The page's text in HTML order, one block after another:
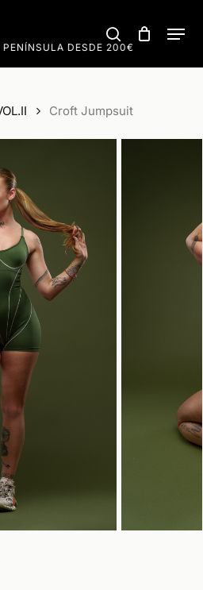
DESDE 200€
searchClose
Cart
Croft Jumpsuit